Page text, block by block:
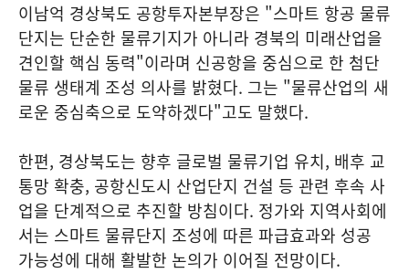
이남억 경상북도 공항투자본부장은 "스마트 항공 물류
단지는 단순한 물류기지가 아니라 경북의 미래산업을
견인할 핵심 동력"이라며 신공항을 중심으로 한 첨단
물류 생태계 조성 의사를 밝혔다. 그는 "물류산업의 새
로운 중심축으로 도약하겠다"고도 말했다.
한편, 경상북도는 향후 글로벌 물류기업 유치, 배후 교
통망 확충, 공항신도시 산업단지 건설 등 관련 후속 사
업을 단계적으로 추진할 방침이다. 정가와 지역사회에
서는 스마트 물류단지 조성에 따른 파급효과와 성공
가능성에 대해 활발한 논의가 이어질 전망이다.